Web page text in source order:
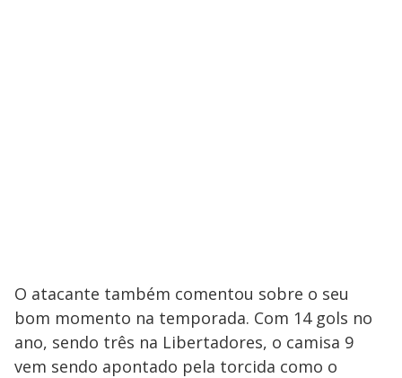
O atacante também comentou sobre o seu
bom momento na temporada. Com 14 gols no
ano, sendo três na Libertadores, o camisa 9
vem sendo apontado pela torcida como o